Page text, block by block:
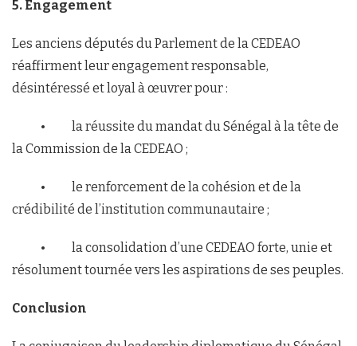
5. Engagement
Les anciens députés du Parlement de la CEDEAO
réaffirment leur engagement responsable,
désintéressé et loyal à œuvrer pour :
• la réussite du mandat du Sénégal à la tête de
la Commission de la CEDEAO ;
• le renforcement de la cohésion et de la
crédibilité de l’institution communautaire ;
• la consolidation d’une CEDEAO forte, unie et
résolument tournée vers les aspirations de ses peuples.
Conclusion